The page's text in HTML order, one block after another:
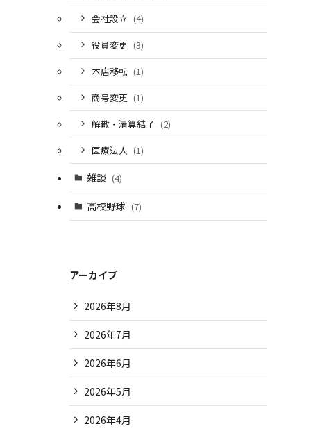
会社設立 (4)
役員変更 (3)
本店移転 (1)
商号変更 (1)
解散・清算結了 (2)
医療法人 (1)
雑談 (4)
高校野球 (7)
アーカイブ
2026年8月
2026年7月
2026年6月
2026年5月
2026年4月